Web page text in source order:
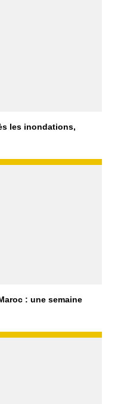
les inondations,
: une semaine